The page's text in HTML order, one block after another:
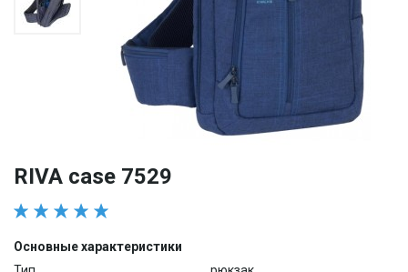
RIVA case 7529
Основные характеристики